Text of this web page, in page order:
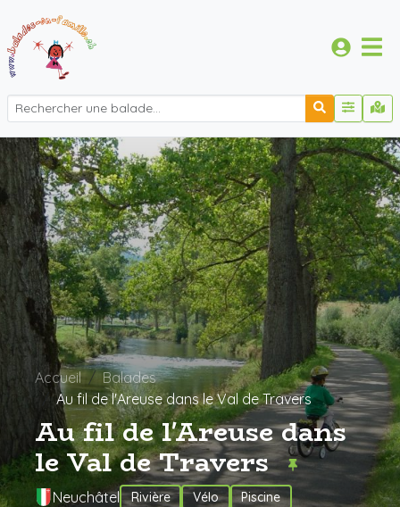
Accueil
Balades
Au fil de l'Areuse dans le Val de Travers
Au fil de l'Areuse dans
le Val de Travers
Neuchâtel Rivière Vélo Piscine